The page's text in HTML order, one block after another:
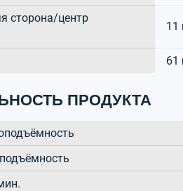
сторона/центр
11
61
ПРОДУКТА